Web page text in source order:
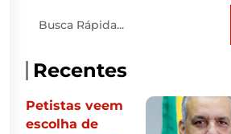
Recentes
Petistas veem
escolha de